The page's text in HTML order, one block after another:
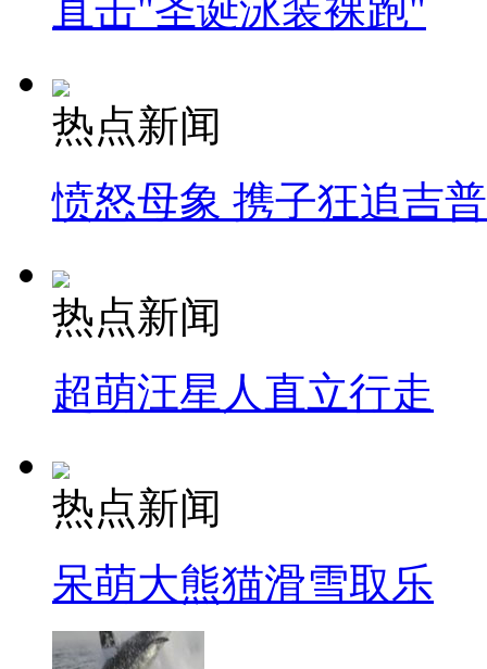
直击"圣诞泳装裸跑"
热点新闻
愤怒母象 携子狂追吉
热点新闻
超萌汪星人直立行走
热点新闻
呆萌大熊猫滑雪取乐